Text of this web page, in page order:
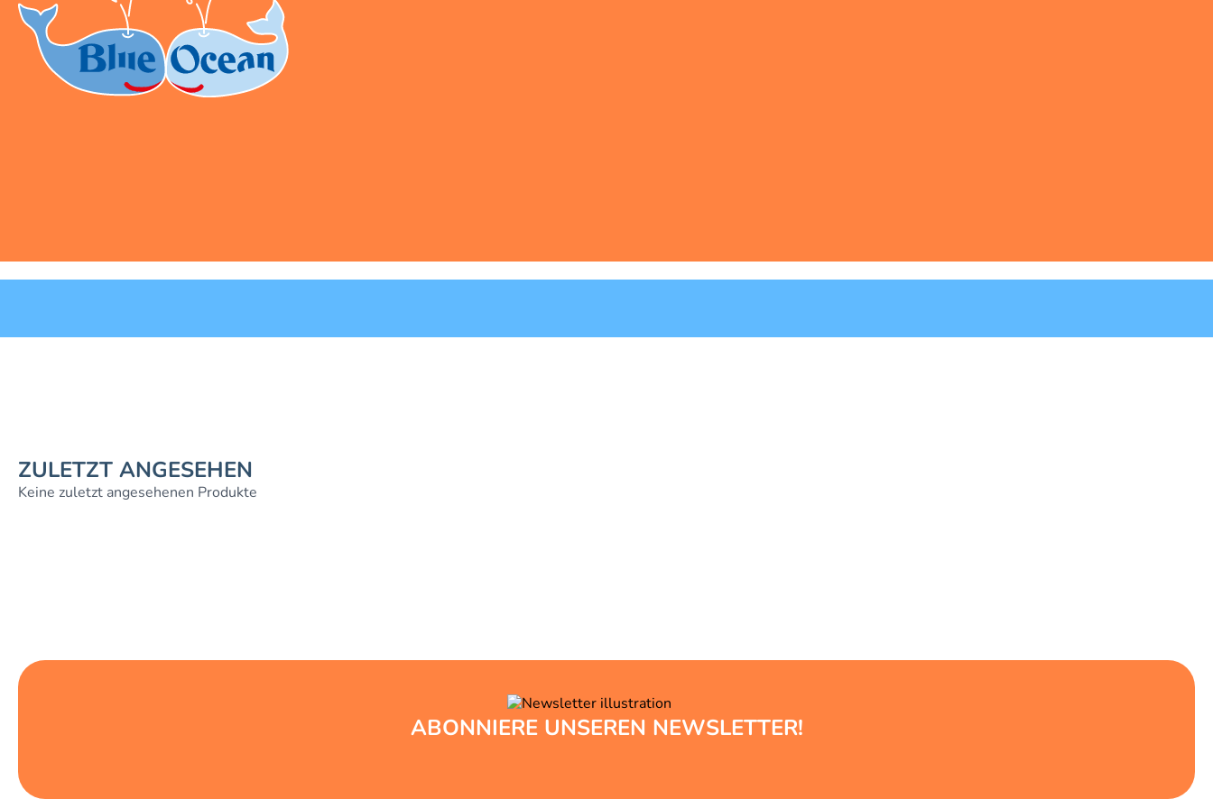
ZULETZT ANGESEHEN
Keine zuletzt angesehenen Produkte
ABONNIERE UNSEREN NEWSLETTER!